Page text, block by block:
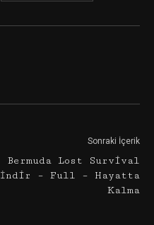
Sonraki İçerik
Bermuda Lost Survival
İndir – Full – Hayatta
Kalma